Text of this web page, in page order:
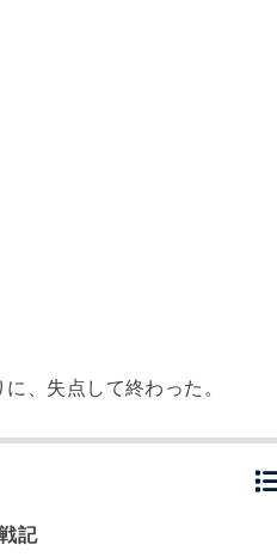
、失点して終わった。
記